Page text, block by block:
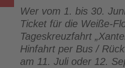
Wer vom 1. bis 30.
Ticket für die Weiße-
Tageskreuzfahrt
Hinfahrt per Bus /
am 11. Juli oder 12.